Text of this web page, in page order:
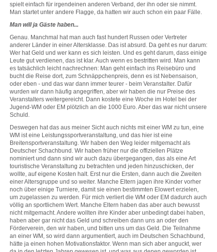
spielt einfach für irgendeinen anderen Verband, der ihn oder sie nimmt.
Man startet unter andere Flagge, da hatten wir auch schon ein paar Fälle.
Man will ja Gäste haben...
Genau. Manchmal hat man auch fast hundert Russen oder Vertreter
anderer Länder in einer Altersklasse. Das ist absurd. Da geht es nur darum:
Wer hat Geld und wer kann es sich leisten. Und es geht darum, dass einige
Leute gut verdienen, das ist klar. Auch wenn es bestritten wird. Man kann
es tatsächlich leicht nachrechnen: Man geht einfach ins Reisebüro und
bucht die Reise dort, zum Schnäppchenpreis, denn es ist Nebensaison,
oder eben - und das war dann immer teurer - beim Veranstalter. Dafür
wurden wir dann häufig angegriffen, aber wir haben die nur Preise des
Veranstalters weitergereicht. Dann kostete eine Woche im Hotel bei der
Jugend-WM oder EM plötzlich an die 1000 Euro. Aber das war nicht unsere
Schuld.
Deswegen hat das aus meiner Sicht auch nichts mit einer WM zu tun, eine
WM ist eine Leistungssportveranstaltung, und das hier ist eine
Breitensportveranstaltung. Wir haben den Weg leider mitgemacht als
Deutscher Schachbund. Wir haben früher nur die offiziellen Plätze
nominiert und dann sind wir auch dazu übergegangen, das als eine Art
touristische Veranstaltung zu betrachten und jeden hinzuschicken, der
wollte, auf eigene Kosten halt. Erst nur die Ersten, dann auch die Zweiten
einer Altersgruppe und so weiter. Manche Eltern jagen ihre Kinder vorher
noch über einige Turniere, damit sie einen bestimmten Elowert erzielen,
um zugelassen zu werden. Für mich verliert die WM oder EM dadurch auch
völlig an sportlichem Wert. Manche Eltern haben das aber auch bewusst
nicht mitgemacht. Andere wollten ihre Kinder aber unbedingt dabei haben,
haben aber gar nicht das Geld und schreiben dann uns an oder den
Förderverein, den wir haben, und bitten uns um das Geld. Die Teilnahme
an einer WM, so wird dann argumentiert, auch im Deutschen Schachbund,
hätte ja einen hohen Motivationsfaktor. Wenn man sich aber anguckt, wer